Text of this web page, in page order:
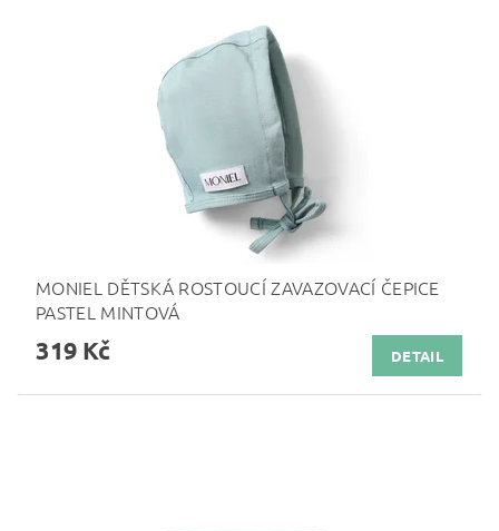
MONIEL DĚTSKÁ ROSTOUCÍ ZAVAZOVACÍ ČEPICE
PASTEL MINTOVÁ
319 Kč DETAIL